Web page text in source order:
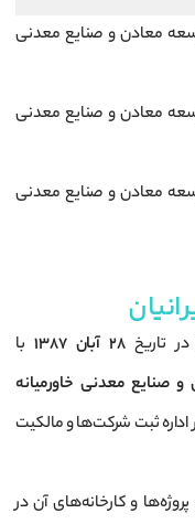
معادن و صنایع معدنی
معادن و صنایع معدنی
معادن و صنایع معدنی
در تاریخ ۲۸ آبان ۱۳۸۷
با
صنایع معدنی خاورمیانه
اداره ثبت شرکت‌ها و مالکیت
و کارخانه‌های آن در